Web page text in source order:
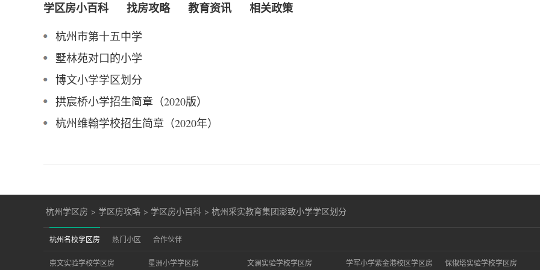
学区房小百科 找房攻略 教育资讯 相关政策
杭州市第十五中学
墅林苑对口的小学
博文小学学区划分
拱宸桥小学招生简章（2020版）
杭州维翰学校招生简章（2020年）
杭州学区房 > 学区房攻略 > 学区房小百科 > 杭州采实教育集团澎致小学学区划分
杭州名校学区房 热门小区 合作伙伴
崇文实验学校学区房 星洲小学学区房 文澜实验学校学区房 学军小学紫金港校区学区房 保俶塔实验学校学区房